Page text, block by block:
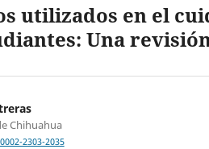
utilizados en el
Una
Chihuahua
2303-2035